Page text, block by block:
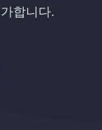
합니다.